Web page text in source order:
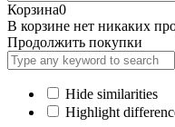
Корзина0
В корзине нет никаких
Продолжить покупки
Hide similarities
Highlight